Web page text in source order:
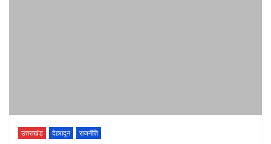
उत्तराखंड देहरादून राजनीति